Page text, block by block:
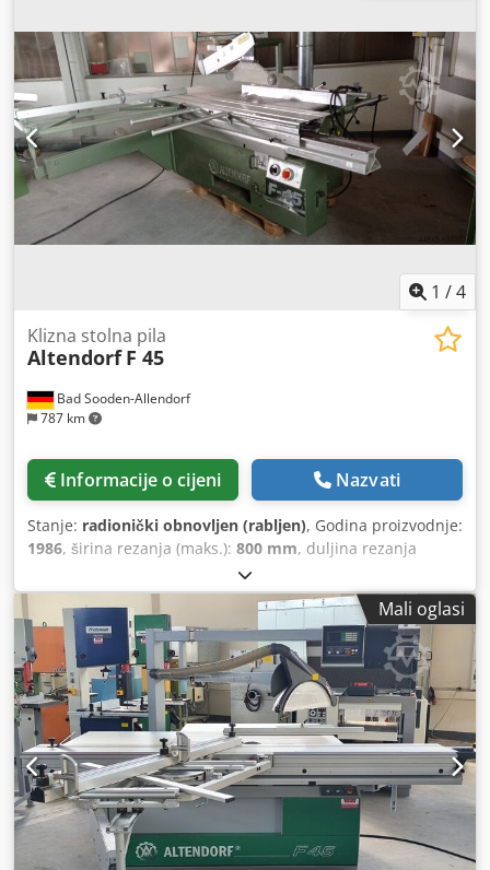
paralelni graničnik ručno LAP laserski sustav miter
graničnik (mali) promjer lista pile 250 - 450 mm
1 /4
Bad Sooden-Allendorf
787 km
Klizna stolna pila
Altendorf F 45
Informacije o cijeni Nazvati
Stanje: radionički obnovljen (rabljen), Godina proizvodnje:
1986, širina rezanja (maks.): 800 mm, duljina rezanja
, širina reza na paralelnom vodilu:
mm, glavni promjer pile:450 mm, Broj artikla 86-1-224,
godina proizvodnje 1986., priključna snaga 380 V 5,5 kW,
duljina kolica rubnika 2800 mm, širina rezanja 800 mm,
hidrauličko podešavanje visine i nagiba, jedinica za
rezanje, prekidač zvijezda-trokut, paralelogramski štitnik s
uskim i širokim poklopcem, kutni graničnik, graničnik za
rezanje pod kutom, paralelni graničnik, produžetak stola
800 x 400 mm Dedowrb U Tepfx Ad Seck
Mali oglasi